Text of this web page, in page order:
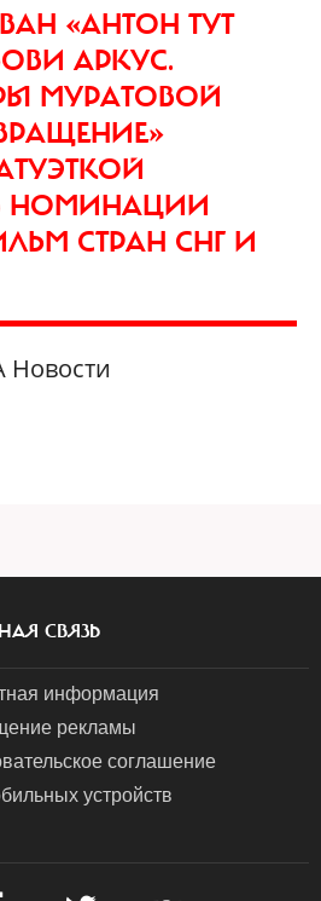
«АНТОН ТУТ
АРКУС.
МУРАТОВОЙ
В НОМИНАЦИИ
СТРАН СНГ И
Новости
СВЯЗЬ
информация
рекламы
соглашение
устройств